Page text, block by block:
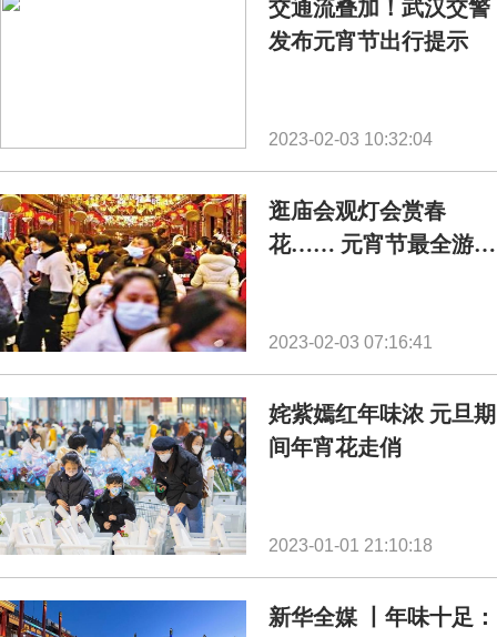
交通流叠加！武汉交警
发布元宵节出行提示
2023-02-03 10:32:04
逛庙会观灯会赏春
花…… 元宵节最全游玩
2023-02-03 07:16:41
姹紫嫣红年味浓 元旦期
间年宵花走俏
2023-01-01 21:10:18
新华全媒 丨年味十足：